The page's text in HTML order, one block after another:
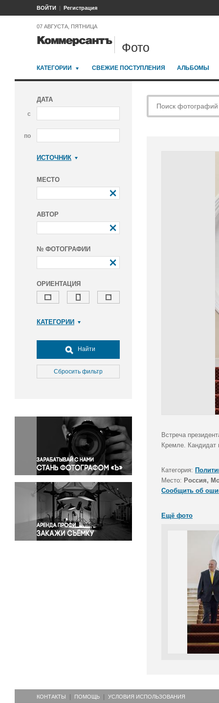
ВОЙТИ Регистрация
07 АВГУСТА, ПЯТНИЦА
Фото
КАТЕГОРИИ СВЕЖИЕ ПОСТУПЛЕНИЯ АЛЬБОМЫ
ДАТА
с
по
ИСТОЧНИК
МЕСТО
АВТОР
№ ФОТОГРАФИИ
ОРИЕНТАЦИЯ
КАТЕГОРИИ
Досуг, туризм и отдых
Культура
Медицина
Окружающая среда
Политика
Правосудие
Происшествия и конфликты
Религия
Светская жизнь
Спорт
Экология
Экономика и бизнес
Найти
Сбросить фильтр
Встреча
Кремле. Кандидат
Категория:
Место: Россия,
Сообщить об
Ещё фото
КОНТАКТЫ ПОМОЩЬ УСЛОВИЯ ИСПОЛЬЗОВАНИЯ